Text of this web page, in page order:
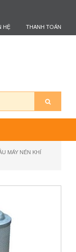
HỆ THANH TOÁN
MÁY NÉN KHÍ